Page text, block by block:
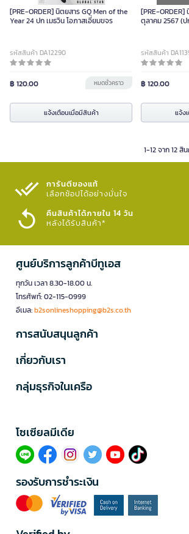
[PRE-ORDER] นิตยสาร GQ Men of the
Year 24 ปก เมธวิน โอภาสเอี่ยมขจร
รหัสสินค้า DA12290
฿ 120.00 หมดชั่วคราว
แจ้งเตือนเมื่อมีสินค้า
[PRE-
ตุลาคม 2567 (
รหัสสินค้า
฿ 120.00
แจ้ง
1-12 จาก 12 สิ
การันตีของแท้
เลือกช้อปได้อย่างมั่นใจ​
คืนสินค้าได้ภายใน 14 วัน
หลังได้รับสินค้า*
ศูนย์บริการลูกค้าบีทูเอส
ทุกวัน เวลา 8.30-18.00 น.
โทรศัพท์: 02-115-0999
อีเมล:b2sonlineshopping@b2s.co.th
การสนับสนุนลูกค้า
เกี่ยวกับเรา
กลุ่มธุรกิจในเครือ
โซเซียลมีเดีย​
รองรับการชำระเงิน